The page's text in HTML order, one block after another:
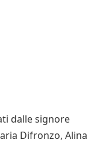
dalle signore
Difronzo, Alina